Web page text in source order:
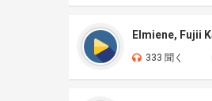
333 聞く